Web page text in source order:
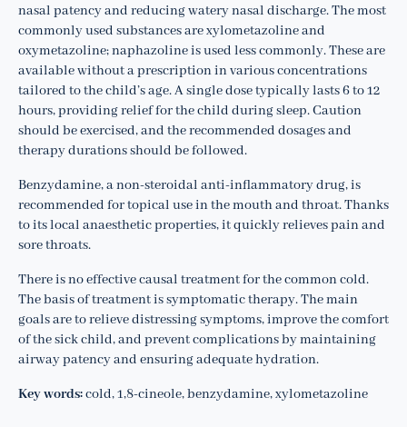
nasal patency and reducing watery nasal discharge. The most
commonly used substances are xylometazoline and
oxymetazoline; naphazoline is used less commonly. These are
available without a prescription in various concentrations
tailored to the child’s age. A single dose typically lasts 6 to 12
hours, providing relief for the child during sleep. Caution
should be exercised, and the recommended dosages and
therapy durations should be followed.
Benzydamine, a non-steroidal anti-inflammatory drug, is
recommended for topical use in the mouth and throat. Thanks
to its local anaesthetic properties, it quickly relieves pain and
sore throats.
There is no effective causal treatment for the common cold.
The basis of treatment is symptomatic therapy. The main
goals are to relieve distressing symptoms, improve the comfort
of the sick child, and prevent complications by maintaining
airway patency and ensuring adequate hydration.
Key words:cold, 1,8-cineole, benzydamine, xylometazoline